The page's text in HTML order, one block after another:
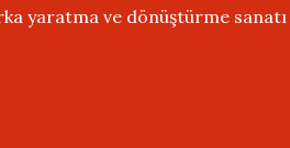
yaratma ve dönüştürme sanatı